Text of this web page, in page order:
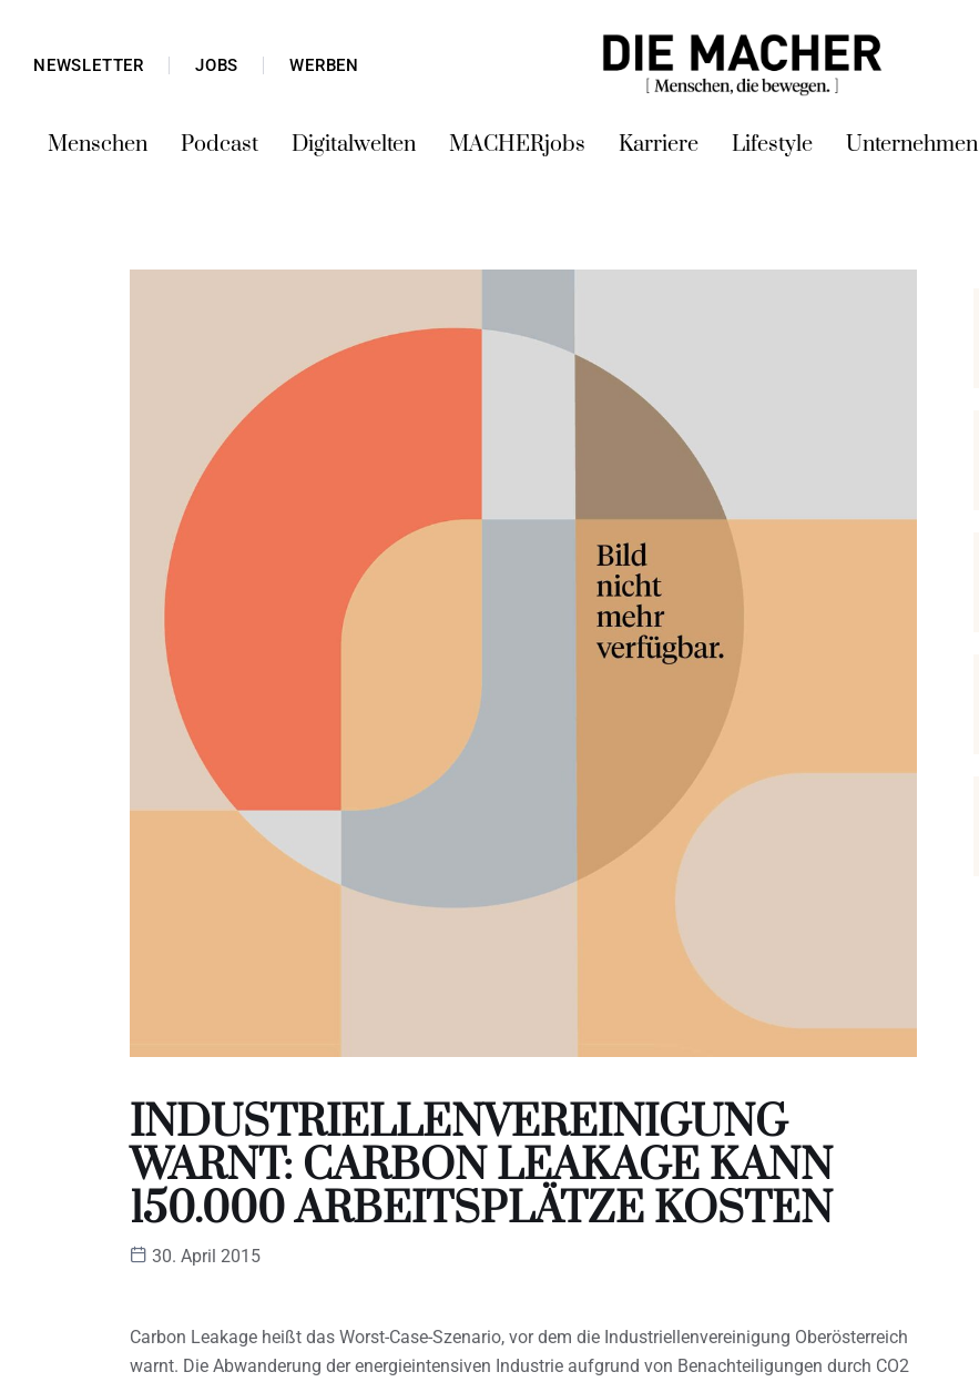
NEWSLETTER JOBS WERBEN
Menschen Podcast Digitalwelten MACHERjobs Karriere Lifestyle Unternehmen
INDUSTRIELLENVEREINIGUNG
WARNT: CARBON LEAKAGE KANN
150.000 ARBEITSPLÄTZE KOSTEN
30. April 2015
Carbon Leakage heißt das Worst-Case-Szenario, vor dem die Industriellenvereinigung Oberösterreich
warnt. Die Abwanderung der energieintensiven Industrie aufgrund von Benachteiligungen durch CO2